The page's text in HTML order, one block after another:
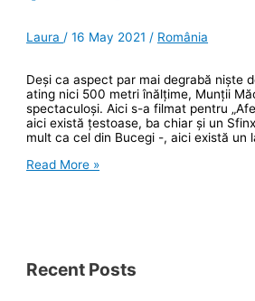
Laura /16 May 2021 / România
Deși ca aspect par mai degrabă niște
ating nici 500 metri înălțime, Munții
spectaculoși. Aici s-a filmat pentru
aici există țestoase, ba chiar și un
mult ca cel din Bucegi -, aici există un
Munții
din
zonă
Read More »
Recent Posts